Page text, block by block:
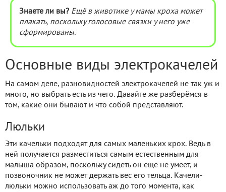
Знаете ли вы? Ещё в животике у мамы кроха может
плакать, поскольку голосовые связки у него уже
сформированы.
Основные виды электрокачелей
На самом деле, разновидностей электрокачелей не так уж и
много, но выбрать есть из чего. Давайте же разберёмся в
том, какие они бывают и что собой представляют.
Люльки
Эти качельки подходят для самых маленьких крох. Ведь в
ней получается разместиться самым естественным для
малыша образом, поскольку сидеть он ещё не умеет, и
позвоночник не может держать вес его тельца. Качели-
люльки можно использовать аж до того момента, как